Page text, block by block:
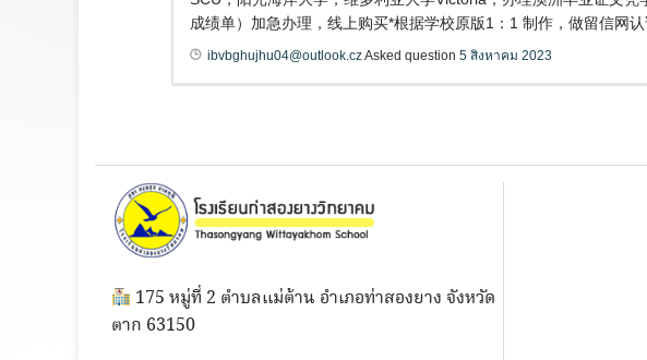
成绩单）加急办理，线上购买*根据学校原版1：1 制作，做留信网
ibvbghujhu04@outlook.czAsked question 5 สิงหาคม 2023
175 หมู่ที่ 2 ตำบลแม่ต้าน อำเภอท่าสองยาง จังหวัด
ตาก 63150